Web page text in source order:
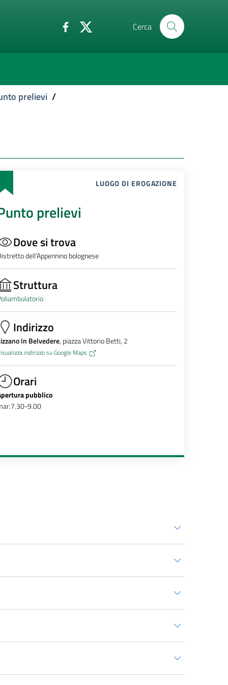
Cerca
prelievi /
LUOGO DI EROGAZIONE
prelievi
Dove si trova
dell’Appennino bolognese
Struttura
Indirizzo
In Belvedere, piazza Vittorio Betti, 2
indirizzo su Google Maps
Orari
pubblico
9.00